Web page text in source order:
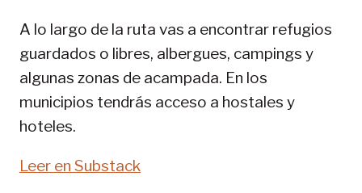
A lo largo de la ruta vas a encontrar refugios
guardados o libres, albergues, campings y
algunas zonas de acampada. En los
municipios tendrás acceso a hostales y
hoteles.
Leer en Substack